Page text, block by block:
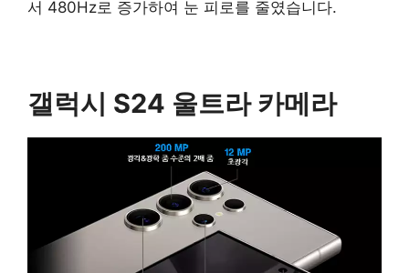
서 480Hz로 증가하여 눈 피로를 줄였습니다.
갤럭시 S24 울트라 카메라